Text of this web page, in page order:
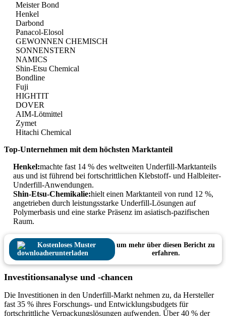
Meister Bond
Henkel
Darbond
Panacol-Elosol
GEWONNEN CHEMISCH
SONNENSTERN
NAMICS
Shin-Etsu Chemical
Bondline
Fuji
HIGHTIT
DOVER
AIM-Lötmittel
Zymet
Hitachi Chemical
Top-Unternehmen mit dem höchsten Marktanteil
Henkel:machte fast 14 % des weltweiten Underfill-Marktanteils
aus und ist führend bei fortschrittlichen Klebstoff- und Halbleiter-
Underfill-Anwendungen.
Shin-Etsu-Chemikalie:hielt einen Marktanteil von rund 12 %,
angetrieben durch leistungsstarke Underfill-Lösungen auf
Polymerbasis und eine starke Präsenz im asiatisch-pazifischen
Raum.
Kostenloses Muster
herunterladen
um mehr über diesen Bericht zu
erfahren.
Investitionsanalyse und -chancen
Die Investitionen in den Underfill-Markt nehmen zu, da Hersteller
fast 35 % ihres Forschungs- und Entwicklungsbudgets für
fortschrittliche Verpackungslösungen aufwenden. Über 40 % der